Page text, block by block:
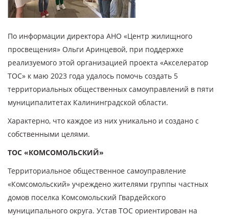
По информации директора АНО «Центр жилищного
просвещения» Ольги Аринцевой, при поддержке
реализуемого этой организацией проекта «Акселератор
ТОС» к маю 2023 года удалось помочь создать 5
территориальных общественных самоуправлений в пяти
муниципалитетах Калининградской области.
Характерно, что каждое из них уникально и создано с
собственными целями.
ТОС «КОМСОМОЛЬСКИЙ»
Территориальное общественное самоуправление
«Комсомольский» учреждено жителями группы частных
домов поселка Комсомольский Гвардейского
муниципального округа. Устав ТОС ориентирован на